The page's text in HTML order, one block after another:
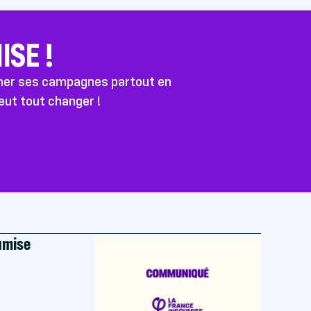
!
ses campagnes partout en
tout changer !